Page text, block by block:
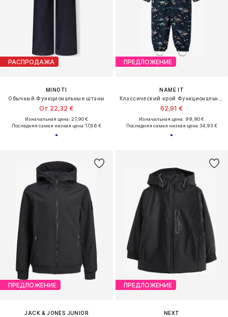
РАСПРОДАЖА
MINOTI
Обычный Функциональные штаны
От 22,32 €
Изначальная цена: 27,90 €
Последняя самая низкая цена:17,86 €
ПРЕДЛОЖЕНИЕ
NAME IT
62,91 €
Изначальная цена: 99,90 €
Последняя самая низкая цена:34,93 €
ПРЕДЛОЖЕНИЕ
JACK & JONES JUNIOR
ПРЕДЛОЖЕНИЕ
NEXT